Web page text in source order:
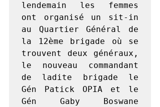
lendemain les femmes
ont organisé un sit-in
au Quartier Général de
la 12ème brigade où se
trouvent deux généraux,
le nouveau commandant
de ladite brigade le
Gén Patick OPIA et le
Gén Gaby Boswane